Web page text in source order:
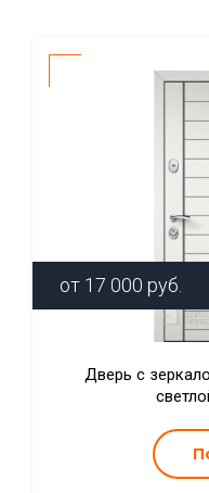
от 17 000 руб.
Дверь с